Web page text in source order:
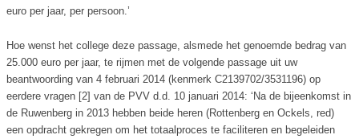
euro per jaar, per persoon.’
Hoe wenst het college deze passage, alsmede het genoemde bedrag van
25.000 euro per jaar, te rijmen met de volgende passage uit uw
beantwoording van 4 februari 2014 (kenmerk C2139702/3531196) op
eerdere vragen [2] van de PVV d.d. 10 januari 2014: ‘Na de bijeenkomst in
de Ruwenberg in 2013 hebben beide heren (Rottenberg en Ockels, red)
een opdracht gekregen om het totaalproces te faciliteren en begeleiden